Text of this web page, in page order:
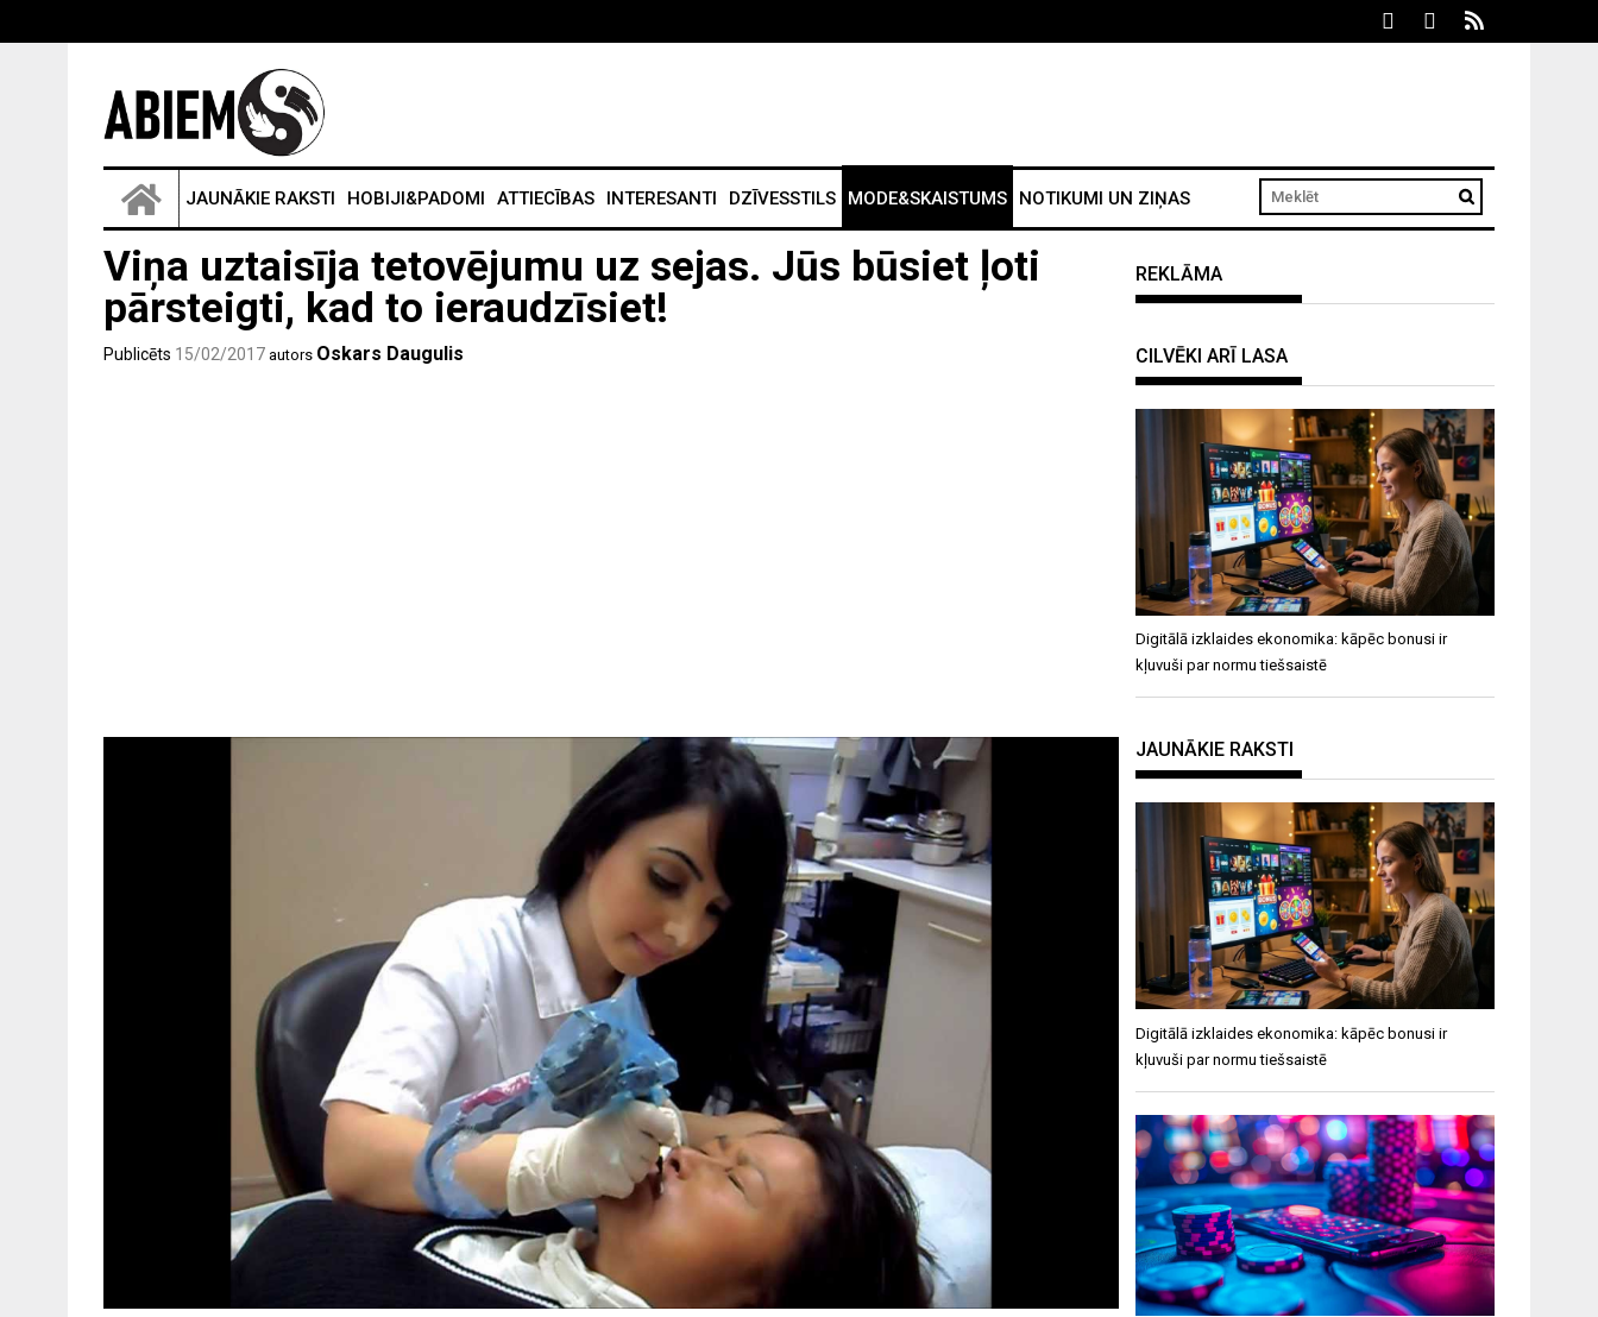
JAUNĀKIE RAKSTI HOBIJI&PADOMI ATTIECĪBAS INTERESANTI DZĪVESSTILS MODE&SKAISTUMS NOTIKUMI UN ZIŅAS
Viņa uztaisīja tetovējumu uz sejas. Jūs būsiet ļoti
pārsteigti, kad to ieraudzīsiet!
Publicēts 15/02/2017 autors Oskars Daugulis
REKLĀMA
CILVĒKI ARĪ LASA
Digitālā izklaides ekonomika: kāpēc bonusi ir
kļuvuši par normu tiešsaistē
JAUNĀKIE RAKSTI
Digitālā izklaides ekonomika: kāpēc bonusi ir
kļuvuši par normu tiešsaistē